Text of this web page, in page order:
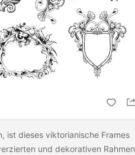
ist dieses viktorianische Frames
und dekorativen Rahmen